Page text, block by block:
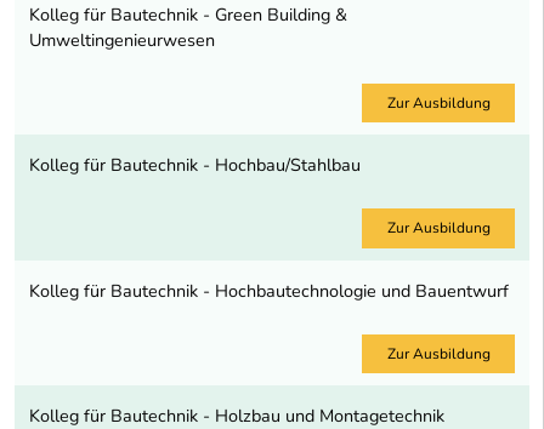
Kolleg für Bautechnik - Green Building &
Umweltingenieurwesen
Zur Ausbildung
Kolleg für Bautechnik - Hochbau/Stahlbau
Zur Ausbildung
Kolleg für Bautechnik - Hochbautechnologie und Bauentwurf
Zur Ausbildung
Kolleg für Bautechnik - Holzbau und Montagetechnik